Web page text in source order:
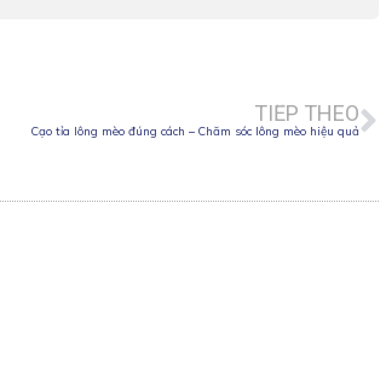
TIẾP THEO
Cạo tỉa lông mèo đúng cách – Chăm sóc lông mèo hiệu quả